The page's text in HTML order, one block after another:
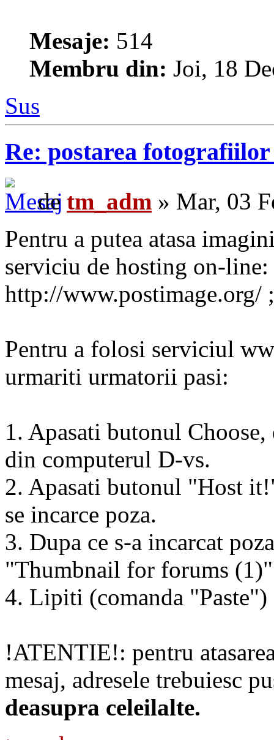
Mesaje: 514
Membru din: Joi, 18
Sus
Re: postarea
de tm_adm » Mar, 03
Pentru a putea atasa
serviciu de hosting on-
http://
Pentru a folosi serviciul
urmariti urmatorii pasi:
1. Apasati butonul
din computerul D-vs.
2. Apasati butonul "Host
se incarce poza.
3. Dupa ce s-a incarcat
"Thumbnail for forums
4. Lipiti (comanda "Paste")
!ATENTIE!: pentru
mesaj, adresele trebuiesc
deasupra celeilalte.